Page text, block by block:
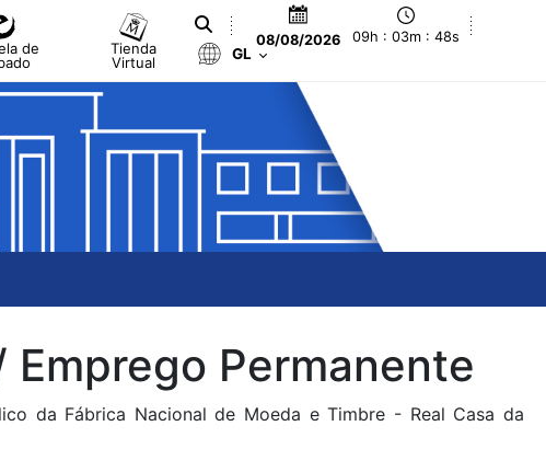
de
Tienda
Virtual
08/08/2026 09h : 03m : 48s
GL
Permanente
da Fábrica Nacional de Moeda e Timbre - Real Casa da